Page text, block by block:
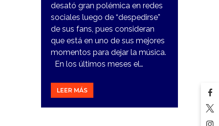
desató gran polémica en redes
sociales luego de “despedirse”
de sus fans, pues consideran
que está en uno de sus mejores
momentos para dejar la música.
En los últimos meses el…
LEER MÁS
6